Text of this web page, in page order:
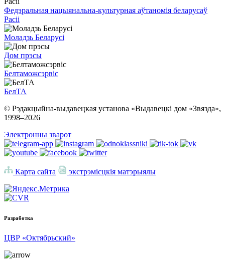
Федэральная нацыянальна-культурная аўтаномія беларусаў
Расіі
Моладзь Беларусі
Дом прэсы
Белтаможсэрвіс
БелТА
© Рэдакцыйна-выдавецкая установа «Выдавецкі дом «Звязда»,
1998–2026
Электронны зварот
Карта сайта экстрэмісцкія матэрыялы
Разработка
ЦВР «Октябрьский»